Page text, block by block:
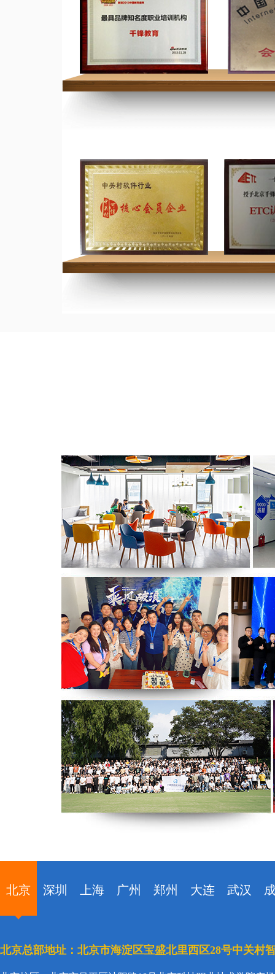
北京 深圳 上海 广州 郑州 大连 武汉
北京总部地址：北京市海淀区宝盛北里西区28号中关村